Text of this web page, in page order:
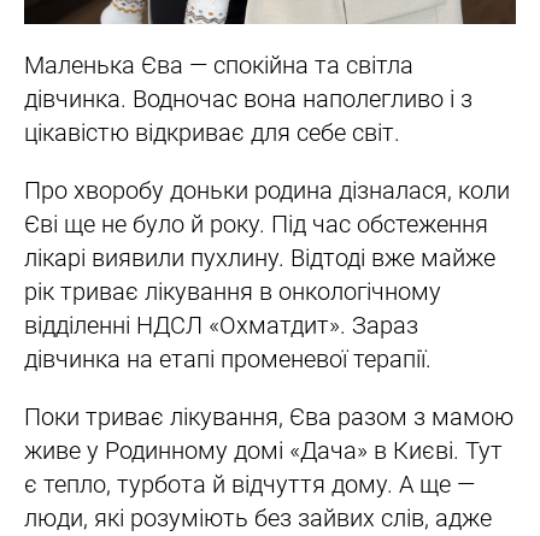
Маленька Єва — спокійна та світла
дівчинка. Водночас вона наполегливо і з
цікавістю відкриває для себе світ.
Про хворобу доньки родина дізналася, коли
Єві ще не було й року. Під час обстеження
лікарі виявили пухлину. Відтоді вже майже
рік триває лікування в онкологічному
відділенні НДСЛ «Охматдит». Зараз
дівчинка на етапі променевої терапії.
Поки триває лікування, Єва разом з мамою
живе у Родинному домі «Дача» в Києві. Тут
є тепло, турбота й відчуття дому. А ще —
люди, які розуміють без зайвих слів, адже